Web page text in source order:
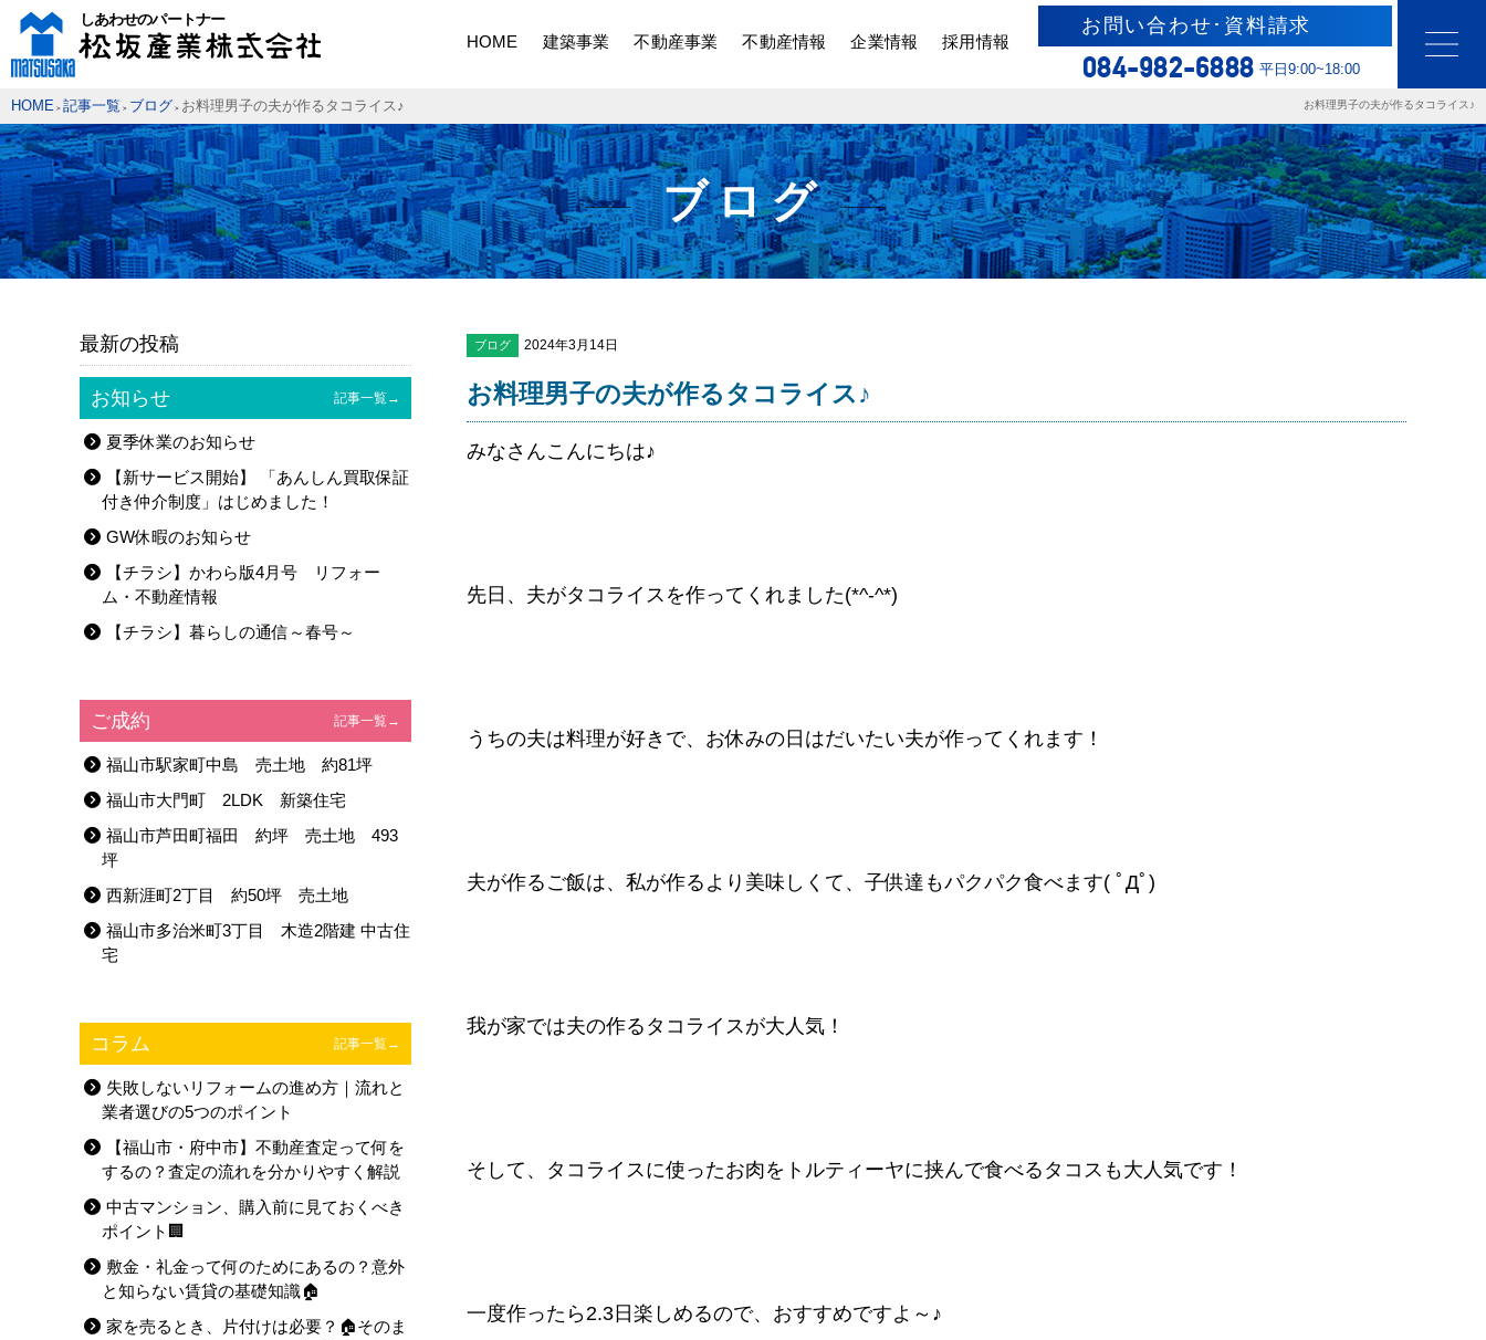
HOME 建築事業 不動産事業 不動産情報 企業情報 採用情報
お問い合わせ･資料請求
084-982-6888 平日9:00~18:00
お料理男子の夫が作るタコライス♪
HOME > 記事一覧 > ブログ > お料理男子の夫が作るタコライス♪
ブログ
ブログ 2024年3月14日
お料理男子の夫が作るタコライス♪
みなさんこんにちは♪
先日、夫がタコライスを作ってくれました(*^-^*)
うちの夫は料理が好きで、お休みの日はだいたい夫が作ってくれます！
夫が作るご飯は、私が作るより美味しくて、子供達もパクパク食べます( ﾟДﾟ)
我が家では夫の作るタコライスが大人気！
そして、タコライスに使ったお肉をトルティーヤに挟んで食べるタコスも大人気です！
一度作ったら2.3日楽しめるので、おすすめですよ～♪
最新の投稿
お知らせ 記事一覧→
夏季休業のお知らせ
【新サービス開始】 「あんしん買取保証
付き仲介制度」はじめました！
GW休暇のお知らせ
【チラシ】かわら版4月号 リフォー
ム・不動産情報
【チラシ】暮らしの通信～春号～
ご成約 記事一覧→
福山市駅家町中島 売土地 約81坪
福山市大門町 2LDK 新築住宅
福山市芦田町福田 約坪 売土地 493
坪
西新涯町2丁目 約50坪 売土地
福山市多治米町3丁目 木造2階建 中古住
宅
コラム 記事一覧→
失敗しないリフォームの進め方｜流れと
業者選びの5つのポイント
【福山市・府中市】不動産査定って何を
するの？査定の流れを分かりやすく解説
中古マンション、購入前に見ておくべき
ポイント🏢
敷金・礼金って何のためにあるの？意外
と知らない賃貸の基礎知識🏠
家を売るとき、片付けは必要？🏠そのま